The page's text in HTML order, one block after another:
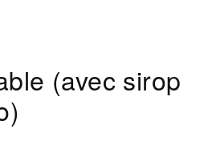
(avec sirop